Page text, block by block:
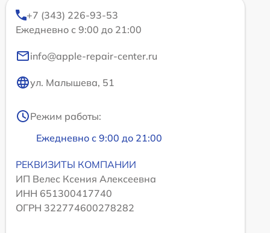
+7 (343) 226-93-53
Ежедневно с 9:00 до 21:00
info@apple-repair-center.ru
ул. Малышева, 51
Режим работы:
Ежедневно с 9:00 до 21:00
РЕКВИЗИТЫ КОМПАНИИ
ИП Велес Ксения Алексеевна
ИНН 651300417740
ОГРН 322774600278282